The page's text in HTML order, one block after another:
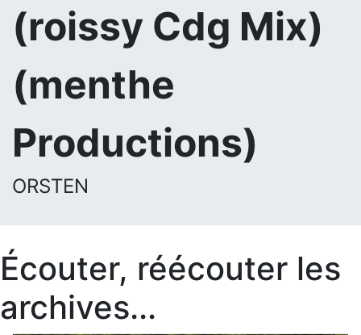
(roissy Cdg Mix)
(menthe
Productions)
ORSTEN
Écouter, réécouter les
archives...